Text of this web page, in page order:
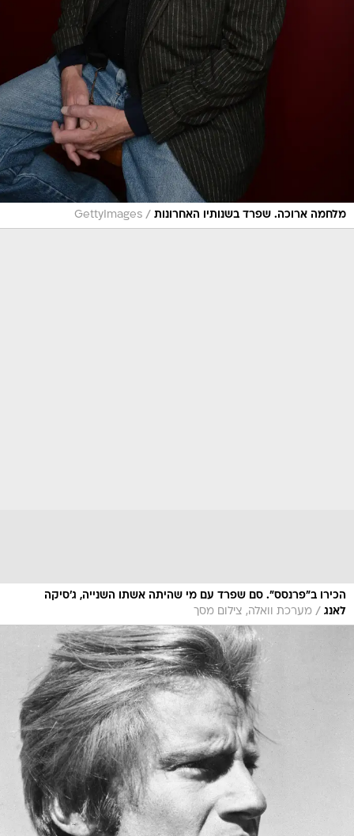
מלחמה ארוכה. שפרד בשנותיו האחרונות /
GettyImages
הכירו ב"פרנסס". סם שפרד עם מי שהיתה אשתו השנייה, ג'סיקה
לאנג / מערכת וואלה, צילום מסך